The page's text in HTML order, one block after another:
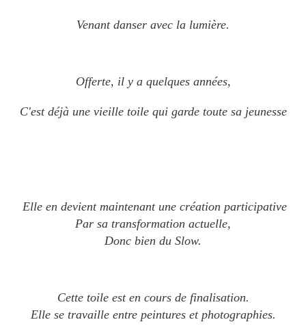
Venant danser avec la lumière.
Offerte, il y a quelques années,
C'est déjà une vieille toile qui garde toute sa jeunesse
Elle en devient maintenant une création participative
Par sa transformation actuelle,
Donc bien du Slow.
Cette toile est en cours de finalisation.
Elle se travaille entre peintures et photographies.